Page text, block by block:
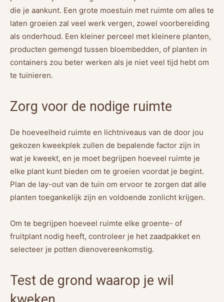
die je aankunt. Een grote moestuin met ruimte om alles te
laten groeien zal veel werk vergen, zowel voorbereiding
als onderhoud. Een kleiner perceel met kleinere planten,
producten gemengd tussen bloembedden, of planten in
containers zou beter werken als je niet veel tijd hebt om
te tuinieren.
Zorg voor de nodige ruimte
De hoeveelheid ruimte en lichtniveaus van de door jou
gekozen kweekplek zullen de bepalende factor zijn in
wat je kweekt, en je moet begrijpen hoeveel ruimte je
elke plant kunt bieden om te groeien voordat je begint.
Plan de lay-out van de tuin om ervoor te zorgen dat alle
planten toegankelijk zijn en voldoende zonlicht krijgen.
Om te begrijpen hoeveel ruimte elke groente- of
fruitplant nodig heeft, controleer je het zaadpakket en
selecteer je potten dienovereenkomstig.
Test de grond waarop je wil